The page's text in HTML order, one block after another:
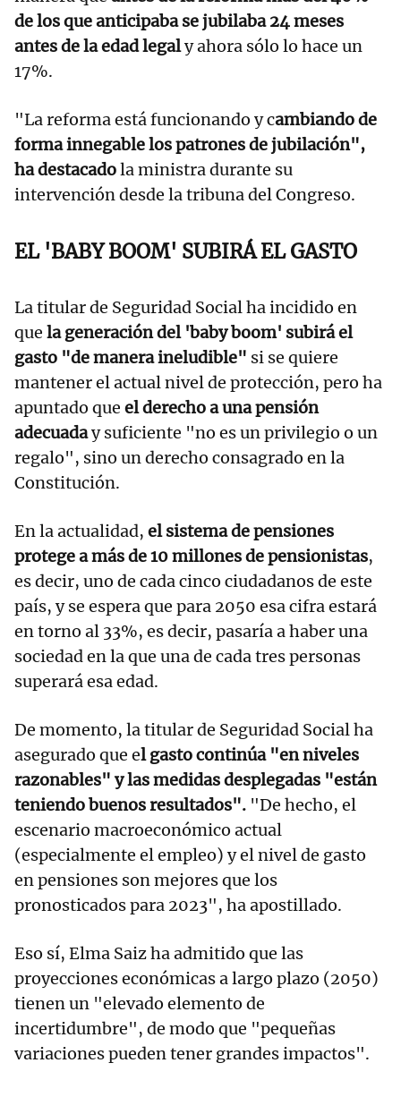
de los que anticipaba se jubilaba 24 meses
antes de la edad legaly ahora sólo lo hace un
17%.
"La reforma está funcionando y cambiando de
forma innegable los patrones de jubilación",
ha destacadola ministra durante su
intervención desde la tribuna del Congreso.
EL 'BABY BOOM' SUBIRÁ EL GASTO
La titular de Seguridad Social ha incidido en
que la generación del 'baby boom' subirá el
gasto "de manera ineludible" si se quiere
mantener el actual nivel de protección, pero ha
apuntado que el derecho a una pensión
adecuaday suficiente "no es un privilegio o un
regalo", sino un derecho consagrado en la
Constitución.
En la actualidad, el sistema de pensiones
protege a más de 10 millones de pensionistas,
es decir, uno de cada cinco ciudadanos de este
país, y se espera que para 2050 esa cifra estará
en torno al 33%, es decir, pasaría a haber una
sociedad en la que una de cada tres personas
superará esa edad.
De momento, la titular de Seguridad Social ha
asegurado que el gasto continúa "en niveles
razonables" y las medidas desplegadas "están
teniendo buenos resultados". "De hecho, el
escenario macroeconómico actual
(especialmente el empleo) y el nivel de gasto
en pensiones son mejores que los
pronosticados para 2023", ha apostillado.
Eso sí, Elma Saiz ha admitido que las
proyecciones económicas a largo plazo (2050)
tienen un "elevado elemento de
incertidumbre", de modo que "pequeñas
variaciones pueden tener grandes impactos".